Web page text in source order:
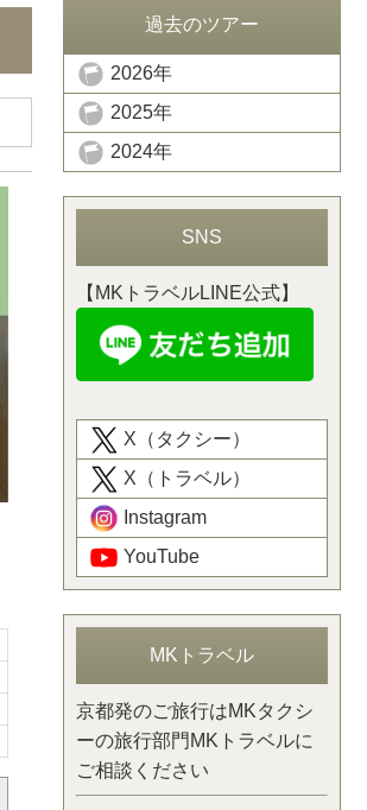
過去のツアー
2026年
2025年
2024年
SNS
【MKトラベルLINE公式】
X（タクシー）
X（トラベル）
Instagram
YouTube
MKトラベル
京都発のご旅行はMKタクシ
ーの旅行部門MKトラベルに
ご相談ください